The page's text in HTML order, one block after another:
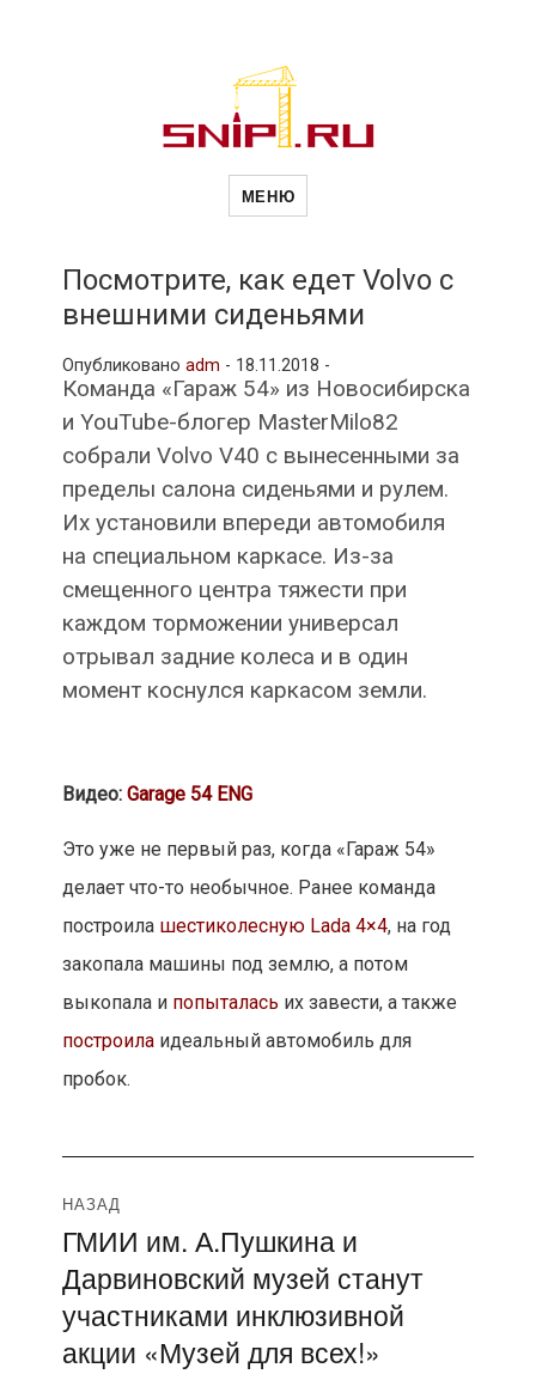
Новости
и
другие связанные со стройкой
рубрики
МЕНЮ
Посмотрите, как едет Volvo с
внешними сиденьями
Опубликовано adm - 18.11.2018 -
Команда «Гараж 54» из Новосибирска
и YouTube-блогер MasterMilo82
собрали Volvo V40 с вынесенными за
пределы салона сиденьями и рулем.
Их установили впереди автомобиля
на специальном каркасе. Из-за
смещенного центра тяжести при
каждом торможении универсал
отрывал задние колеса и в один
момент коснулся каркасом земли.
Видео: Garage 54 ENG
Это уже не первый раз, когда «Гараж 54»
делает что-то необычное. Ранее команда
построила шестиколесную Lada 4×4, на год
закопала машины под землю, а потом
выкопала и попыталась их завести, а также
построилаидеальный автомобиль для
пробок.
Навигация
по
записям
НАЗАД
Предыдущая
запись:
ГМИИ им. А.Пушкина и
Дарвиновский музей станут
участниками инклюзивной
акции «Музей для всех!»